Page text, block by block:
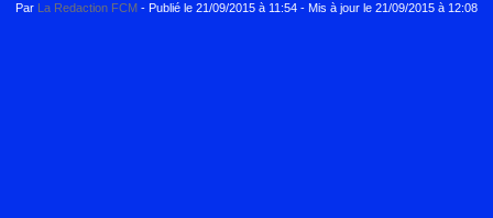
Par La Redaction FCM - Publié le 21/09/2015 à 11:54 - Mis à jour le 21/09/2015 à 12:08